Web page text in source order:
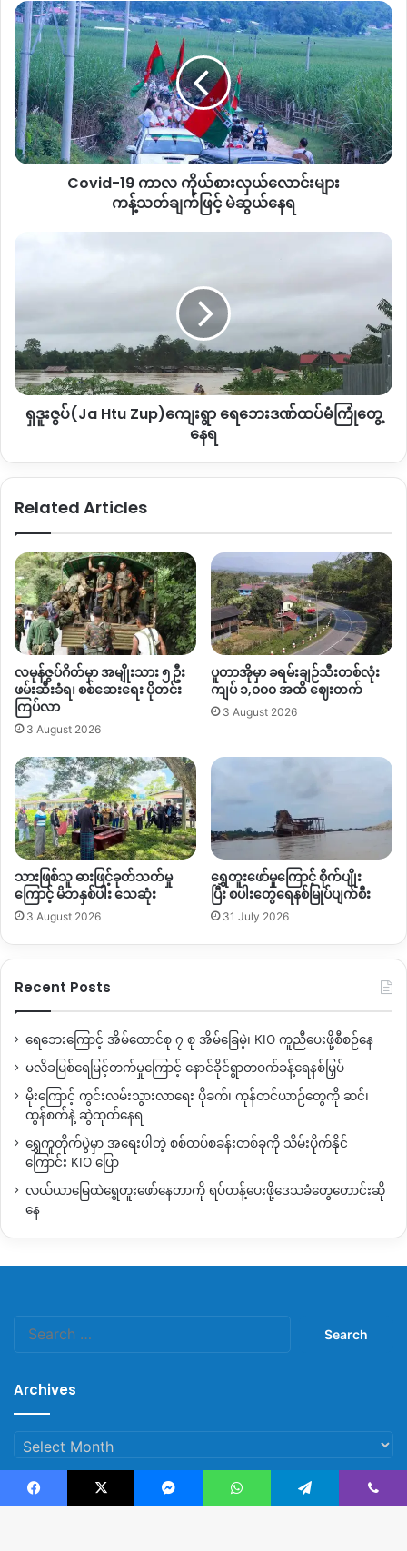
KIA တပ်မဟာ (၆) လက်အောက် တပ်ရင်း (၃၆) နယ်မြေ မူဆယ်
ခရိုင် ကြူကုတ် (ပန်ဆိုင်း)မြို့နယ်ခွဲ ဧရိယာအတွင်း တပ်မတော်
တပ်မ (၈၈) နှင့် တပ်မ (၉၉) စစ်ကြောင်းများ “နယ်မြေရှင်းလင်း
ရေး” စစ်ဆင်နေသောကြောင့် ယခုလ စက်တင်ဘာ (၁၀)မှ ပြန်လည်
တိုက်ပွဲများဖြစ်ပွားနေခြင်းဖြစ်ကြောင်း ဒေသခံများ ဆိုပါသည်။
၎င်း တိုက်ပွဲပြန်စခဲ့သည့်နေ့တွင် လူဦးရေ ၃၀၀ ခန့်ရှိ Man Kawng
(မန်ကောင်း)ရွာသား အားလုံးသည် နီးစပ်ရာ Man Pying (မန်ပိန်း)
ရွာသို့ စစ်ရှောင် ခိုလှုံနေရသည်ဟု Man Kawng ရွာလူကြီးက အစော
ပိုင်းက ကချင်သတင်းဌာန KNG ကို ပြောပါသည်။
ထိ ရက်တိုး ထားသော်လည်း တပ်မ (၈၈)၊ တပ်မ (၉၉) နှင့် တပ်မ
(၂၂) တပ်ဖွဲ့များက “နေမြေရှင်းလင်းရေး စစ်ဆင်လှုရှားမှု” ကို ရှမ်း
ပြည်မြောက်ပိုင်း အထူးသဖြင့် မြောက်ပိုင်းမဟာမိတ် ၄ဖွဲ့ KIA၊ ကိုး
ကန့် MNDAA၊ ရခိုင် AA နှင့် တအာင်း TNLA စခန်းများရှိရာ မူဆယ်
ခရိုင်အတွင်း ပြုလုပ်နေခြင်းလည်း ဖြစ်သည်။
ရွမ္းေျမာက္ Howa Bum ေတာင္ေပၚ ျမန္မာ စစ္တပ္ ႏွင့္
KIA တိုက္ပြဲ ျဖစ္ပြား
September 24, 2020/ KNG
ရွမ္းျပည္ေျမာက္ပိုင္း မူဆယ္ခ႐ိုင္ Howa Bum ေတာင္ေပၚ
ျမန္မာစစ္တပ္ တပ္မ (၈၈) စစ္ေၾကာင္း ႏွင့္ ကခ်င္လြတ္လပ္ေရးတ
ပ္မေတာ္ KIA တပ္ရင္း (၃၆) တပ္ဖြဲ႕မ်ားၾကား စက္တင္ဘာ ၂၄ ၾကာသ
ပေတးေန႔ မြန္းလြဲပိုင္းမွ တိုက္ပြဲျပန္လည္ ျဖစ္ပြားလာေၾကာ
င္း ေဒသခံမ်ားဆိုပါသည္။
တပ္မ (၈၈) စစ္ေၾကာင္းမ်ား KIA တပ္ရင္း (၃၆) စခန္းရွိရာ
Howa Bum ေတာင္ေပၚကို “နယ္ေျမရွင္းလင္းေရး” စစ္ဆ
င္ေသာေၾကာင့္ ည ၈ နာရီခ်ိန္ထိ ႏွစ္ဖက္တိုက္ပြဲ ျဖစ္ပြားၿပီး ျမန္မာ
စစ္တပ္၏ လက္နက္ႀကီး ပစ္ခတ္သံမ်ား ၾကားေနရသည္ဟု ေဒသခံမ်ား
ေျပာပါသည္။
“မြန္းလြဲပိုင္း ၄နာရီ မိနစ္ ၂၀ ခန္႔ ကေန KIA တပ္ရင္း (၃၆) စခ
န္း Howa Bum ေတာင္မွာ အခုထပ္မံ တိုက္ပြဲ ျဖစ္ပြားေနပါတယ္။
တပ္မ (၈၈) ဖက္က သြား တိုက္ခိုက္လို႔ တိုက္ပြဲ ျဖစ္တာပါ။ အခုခ်ိန္ထိ လက္နက္ႀ
ကီးေတြ ပစ္ခတ္ေနပါတယ္”ဟု အမည္မေဖာ္လိုသူ ေဒသခံတစ္ဦး
ကခ်င္သတင္းဌာန KNG ကို ၾကာသပေတးေန႔ည ၈နာရီခန္႔မွာ
ေျပာပါသည္။
KIA တပ္မဟာ (၆) လက္ေအာက္ တပ္ရင္း (၃၆) နယ္ေျမ မူဆယ္
ခ႐ိုင္ ၾကဴကုတ္ (ပန္ဆိုင္း)ၿမိဳ႕နယ္ခြဲ ဧရိယာအတြင္း တပ္မေတာ္
တပ္မ (၈၈) ႏွင့္ တပ္မ (၉၉) စစ္ေၾကာင္းမ်ား “နယ္ေျမရွင္း
လင္းေရး” စစ္ဆင္ေနေသာေၾကာင့္ ယခုလ စက္တင္ဘာ (၁၀)မွ ျ
ပန္လည္ တိုက္ပြဲမ်ားျဖစ္ပြားေနျခင္းျဖစ္ေၾကာင္း ေဒသခံမ်ား
ဆိုပါသည္။
(မန္ပိန္း) ႐ြာသို႔ စစ္ေရွာင္ ခိုလႈံေနရသည္ဟု Man Kawng ႐ြာ
လူႀကီးက အေစာပိုင္းက ကခ်င္သတင္းဌာန KNG ကို ေျပာပါ
တပ္မေတာ္၏တစ္ဖက္သတ္ ထိုးစစ္ ရပ္ထားမႈကို စက္တင္ဘာ (၃၀) ထိ ရက္တိုး
ထားေသာ္လည္း တပ္မ (၈၈)၊ တပ္မ (၉၉) ႏွင့္ တပ္မ (၂၂) တပ္
ဖြဲ႕မ်ားက “ေနေျမရွင္းလင္းေရး စစ္ဆင္လႈရွားမႈ” ကို ရွမ္းျပ
ည္ေျမာက္ပိုင္း အထူးသျဖင့္ ေျမာက္ပိုင္းမဟာမိတ္ ၄ဖြဲ႕
KIA၊ ကိုးကန္႔ MNDAA၊ ရခိုင္ AA ႏွင့္ တအာင္း TNLA စခန္း
Covid-
19
ကာလ
ကိုယ်စားလှယ်
လောင်း
များ
ကန့်သတ်ချက်
ဖြင့်
မဲ
Covid-19 ကာလ ကိုယ်စားလှယ်လောင်းများ
ကန့်သတ်ချက်ဖြင့် မဲဆွယ်နေရ
Zup)ကျေးရွာ
ရေဘေး
ဒဏ်
ထပ်မံ
ကြုံတွေ့
နေရ
ရှဒူးဇွပ်(Ja Htu Zup)ကျေးရွာ ရေဘေးဒဏ်ထပ်မံကြုံတွေ့
နေရ
Related Articles
လမုန်ဇွပ်ဂိတ်မှာ အမျိုးသား ၅ ဦး
ဖမ်းဆီးခံရ၊ စစ်ဆေးရေး ပိုတင်း
ကြပ်လာ
3 August 2026
ပူတာအိုမှာ ခရမ်းချဉ်သီးတစ်လုံး
ကျပ် ၁,၀၀၀ အထိ ဈေးတက်
3 August 2026
သားဖြစ်သူ ဓားဖြင့်ခုတ်သတ်မှု
ကြောင့် မိဘနှစ်ပါး သေဆုံး
3 August 2026
ရွှေတူးဖော်မှုကြောင့် စိုက်ပျိုး
ပြီး စပါးတွေရေနစ်မြုပ်ပျက်စီး
31 July 2026
Recent Posts
ရေဘေးကြောင့် အိမ်ထောင်စု ၇ စု အိမ်ခြေမဲ့၊ KIO ကူညီပေးဖို့စီစဉ်နေ
မလိခမြစ်ရေမြင့်တက်မှုကြောင့် နောင်ခိုင်ရွာတဝက်ခန့်ရေနစ်မြှပ်
မိုးကြောင့် ကွင်းလမ်းသွားလာရေး ပိုခက်၊ ကုန်တင်ယာဉ်တွေကို ဆင်၊
ထွန်စက်နဲ့ ဆွဲထုတ်နေရ
ရွှေကူတိုက်ပွဲမှာ အရေးပါတဲ့ စစ်တပ်စခန်းတစ်ခုကို သိမ်းပိုက်နိုင်
ကြောင်း KIO ပြော
လယ်ယာမြေထဲရွှေတူးဖော်နေတာကို ရပ်တန့်ပေးဖို့ဒေသခံတွေတောင်းဆို
နေ
Archives
Archives
Facebook X Messenger WhatsApp Telegram Viber